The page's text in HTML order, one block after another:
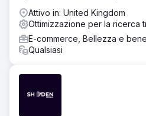
Attivo in: United Kingdom
Ottimizzazione per la ricerca
E-commerce, Bellezza e
Qualsiasi